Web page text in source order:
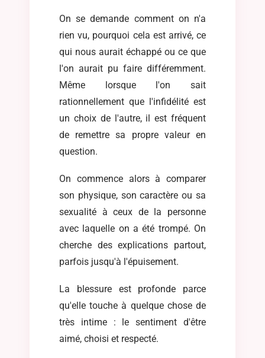
On se demande comment on n'a
rien vu, pourquoi cela est arrivé, ce
qui nous aurait échappé ou ce que
l'on aurait pu faire différemment.
Même lorsque l'on sait
rationnellement que l'infidélité est
un choix de l'autre, il est fréquent
de remettre sa propre valeur en
question.
On commence alors à comparer
son physique, son caractère ou sa
sexualité à ceux de la personne
avec laquelle on a été trompé. On
cherche des explications partout,
parfois jusqu'à l'épuisement.
La blessure est profonde parce
qu'elle touche à quelque chose de
très intime : le sentiment d'être
aimé, choisi et respecté.